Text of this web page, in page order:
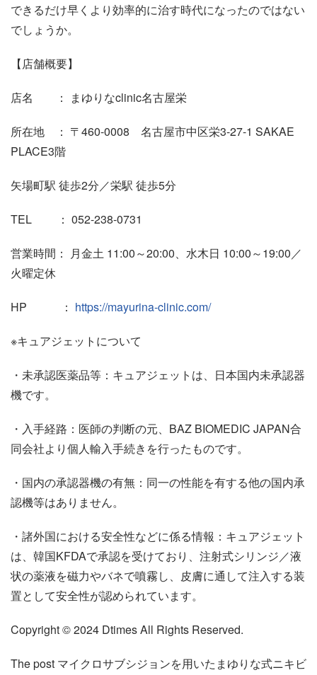
できるだけ早くより効率的に治す時代になったのではない
でしょうか。
【店舗概要】
店名 ： まゆりなclinic名古屋栄
所在地 ： 〒460-0008 名古屋市中区栄3-27-1 SAKAE
PLACE3階
矢場町駅 徒歩2分／栄駅 徒歩5分
TEL ： 052-238-0731
営業時間： 月金土 11:00～20:00、水木日 10:00～19:00／
火曜定休
HP ： https://mayurina-clinic.com/
※キュアジェットについて
・未承認医薬品等：キュアジェットは、日本国内未承認器
機です。
・入手経路：医師の判断の元、BAZ BIOMEDIC JAPAN合
同会社より個人輸入手続きを行ったものです。
・国内の承認器機の有無：同一の性能を有する他の国内承
認機等はありません。
・諸外国における安全性などに係る情報：キュアジェット
は、韓国KFDAで承認を受けており、注射式シリンジ／液
状の薬液を磁力やバネで噴霧し、皮膚に通して注入する装
置として安全性が認められています。
Copyright © 2024 Dtimes All Rights Reserved.
The post マイクロサブシジョンを用いたまゆりな式ニキビ